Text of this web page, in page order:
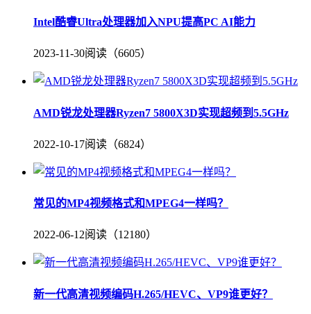
Intel酷睿Ultra处理器加入NPU提高PC AI能力
2023-11-30阅读（6605）
AMD锐龙处理器Ryzen7 5800X3D实现超频到5.5GHz
2022-10-17阅读（6824）
常见的MP4视频格式和MPEG4一样吗？
2022-06-12阅读（12180）
新一代高清视频编码H.265/HEVC、VP9谁更好？